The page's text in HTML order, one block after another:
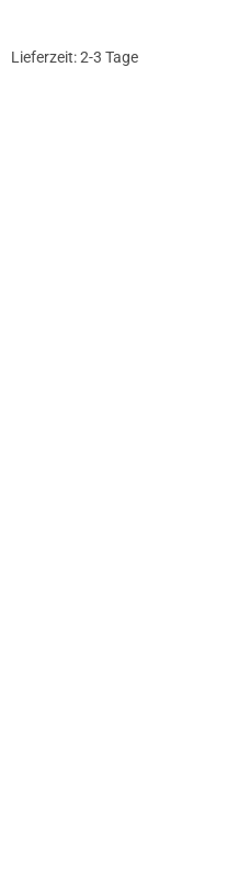
Lieferzeit:2-3 Tage